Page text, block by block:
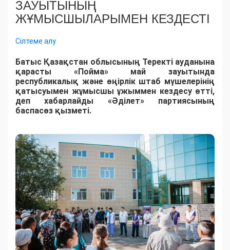
ЗАУЫТЫНЫҢ
ЖҰМЫСШЫЛАРЫМЕН КЕЗДЕСТІ
Сілтеме алу
Батыс Қазақстан облысының Теректі ауданына
қарасты «Пойма» май зауытында
республикалық және өңірлік штаб мүшелерінің
қатысуымен жұмысшы ұжыммен кездесу өтті,
деп хабарлайды «Әділет» партиясының
баспасөз қызметі.